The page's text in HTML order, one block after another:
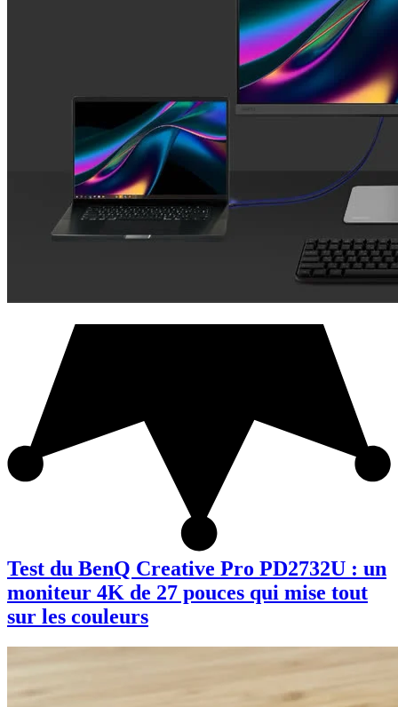
Test du BenQ Creative Pro PD2732U : un
moniteur 4K de 27 pouces qui mise tout
sur les couleurs